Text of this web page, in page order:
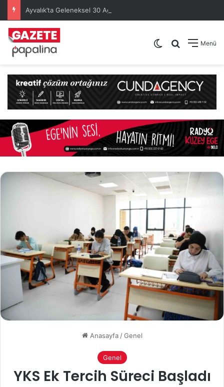
Menü
Arama yap
Dış görünümü
Anasayfa / Genel
Genel
YKS Ek Tercih Süreci Başladı